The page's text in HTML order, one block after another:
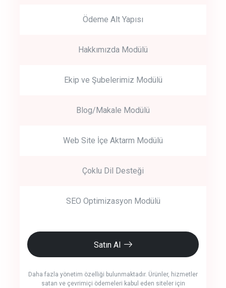
Ödeme Alt Yapısı
Hakkımızda Modülü
Ekip ve Şubelerimiz Modülü
Blog/Makale Modülü
Web Site İçe Aktarm Modülü
Çoklu Dil Desteği
SEO Optimizasyon Modülü
Satın Al
Daha fazla yönetim özelliği bulunmaktadır. Ürünler, hizmetler
satan ve çevrimiçi ödemeleri kabul eden siteler için